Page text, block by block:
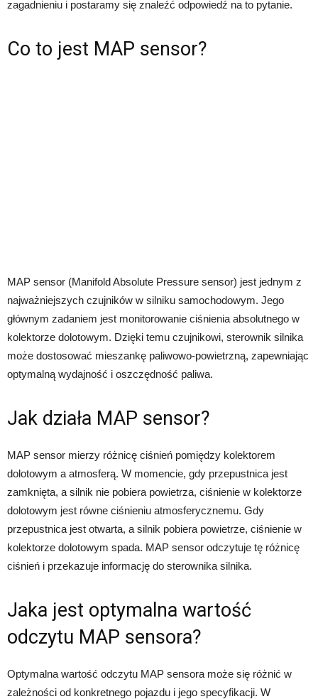
zagadnieniu i postaramy się znaleźć odpowiedź na to pytanie.
Co to jest MAP sensor?
MAP sensor (Manifold Absolute Pressure sensor) jest jednym z
najważniejszych czujników w silniku samochodowym. Jego
głównym zadaniem jest monitorowanie ciśnienia absolutnego w
kolektorze dolotowym. Dzięki temu czujnikowi, sterownik silnika
może dostosować mieszankę paliwowo-powietrzną, zapewniając
optymalną wydajność i oszczędność paliwa.
Jak działa MAP sensor?
MAP sensor mierzy różnicę ciśnień pomiędzy kolektorem
dolotowym a atmosferą. W momencie, gdy przepustnica jest
zamknięta, a silnik nie pobiera powietrza, ciśnienie w kolektorze
dolotowym jest równe ciśnieniu atmosferycznemu. Gdy
przepustnica jest otwarta, a silnik pobiera powietrze, ciśnienie w
kolektorze dolotowym spada. MAP sensor odczytuje tę różnicę
ciśnień i przekazuje informację do sterownika silnika.
Jaka jest optymalna wartość
odczytu MAP sensora?
Optymalna wartość odczytu MAP sensora może się różnić w
zależności od konkretnego pojazdu i jego specyfikacji. W